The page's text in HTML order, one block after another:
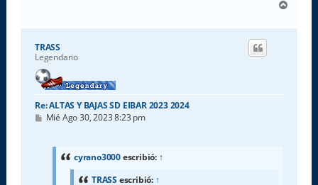
r
TRASS
Legendario
Re: ALTAS Y BAJAS SD EIBAR 2023 2024
M
Mié Ago 30, 2023 8:23 pm
cyrano3000escribió: ↑
TRASS escribió: ↑